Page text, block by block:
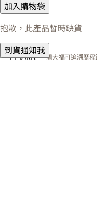
加入購物袋
抱歉，此產品暫時缺貨
到貨通知我
周大福可追溯歷程